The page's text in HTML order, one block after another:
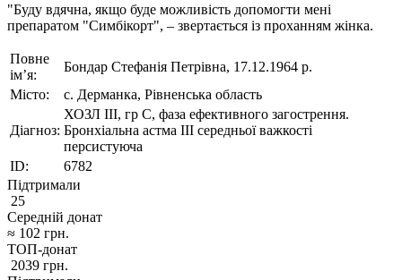
"Буду вдячна, якщо буде можливість допомогти мені
препаратом "Симбікорт", – звертається із проханням жінка.
Повне
ім’я:
Бондар Стефанія Петрівна, 17.12.1964 р.
Місто:
с. Дерманка, Рівненська область
Діагноз:
ХОЗЛ ІІІ, гр С, фаза ефективного загострення.
Бронхіальна астма ІII середньої важкості
персистуюча
ID:
6782
Підтримали
25
Середній донат
≈ 102 грн.
ТОП-донат
2039 грн.